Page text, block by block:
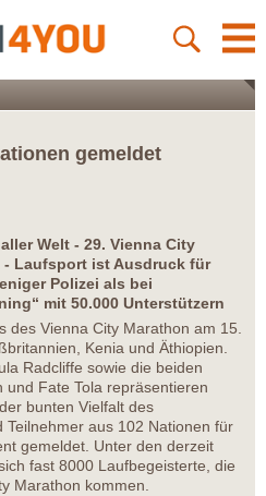
gemeldet
Welt - 29. Vienna City
- Laufsport ist Ausdruck für
Polizei als bei
mit 50.000 Unterstützern
des Vienna City Marathon am 15.
Kenia und Äthiopien.
Radcliffe sowie die beiden
und Fate Tola repräsentieren
bunten Vielfalt des
Teilnehmer aus 102 Nationen für
gemeldet. Unter den derzeit
fast 8000 Laufbegeisterte, die
Marathon kommen.